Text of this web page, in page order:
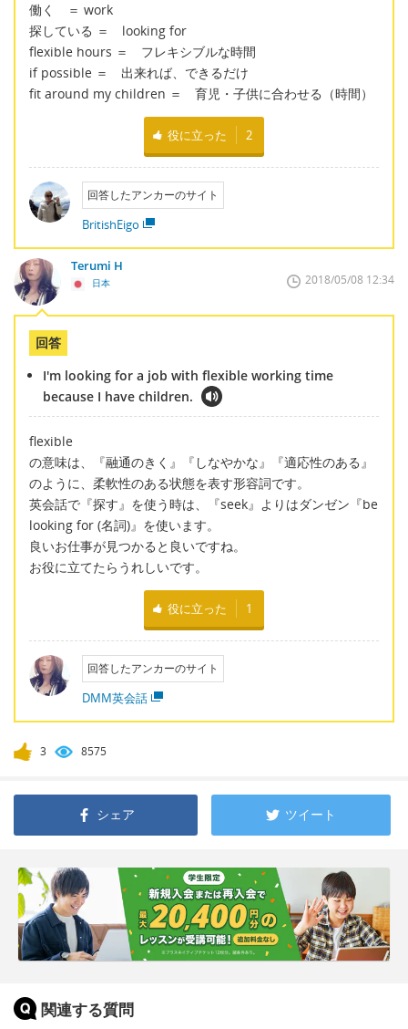
働く ＝ work
探している ＝ looking for
flexible hours ＝ フレキシブルな時間
if possible ＝ 出来れば、できるだけ
fit around my children ＝ 育児・子供に合わせる（時間）
役に立った 2
回答したアンカーのサイト
BritishEigo
Terumi H
日本 2018/05/08 12:34
回答
I'm looking for a job with flexible working time
because I have children.
flexible
の意味は、『融通のきく』『しなやかな』『適応性のある』
のように、柔軟性のある状態を表す形容詞です。
英会話で『探す』を使う時は、『seek』よりはダンゼン『be
looking for (名詞)』を使います。
良いお仕事が見つかると良いですね。
お役に立てたらうれしいです。
役に立った 1
回答したアンカーのサイト
DMM英会話
3 8575
シェア ツイート
関連する質問